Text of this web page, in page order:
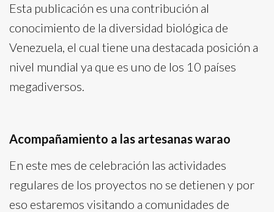
Esta publicación es una contribución al
conocimiento de la diversidad biológica de
Venezuela, el cual tiene una destacada posición a
nivel mundial ya que es uno de los 10 países
megadiversos.
Acompañamiento a las artesanas warao
En este mes de celebración las actividades
regulares de los proyectos no se detienen y por
eso estaremos visitando a comunidades de